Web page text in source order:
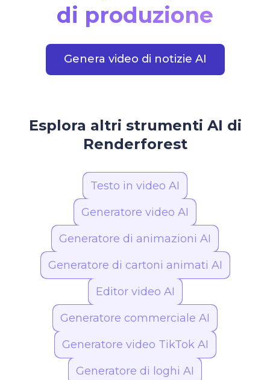
di produzione
Genera video di notizie AI
Esplora altri strumenti AI di
Renderforest
Testo in video AI
Generatore video AI
Generatore di animazioni AI
Generatore di cartoni animati AI
Editor video AI
Generatore commerciale AI
Generatore video TikTok AI
Generatore di loghi AI